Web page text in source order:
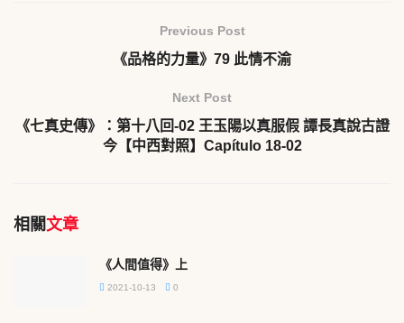
Previous Post
《品格的力量》79 此情不渝
Next Post
《七真史傳》：第十八回-02 王玉陽以真服假 譚長真說古證
今【中西對照】Capítulo 18-02
相關文章
《人間值得》上
2021-10-13 0